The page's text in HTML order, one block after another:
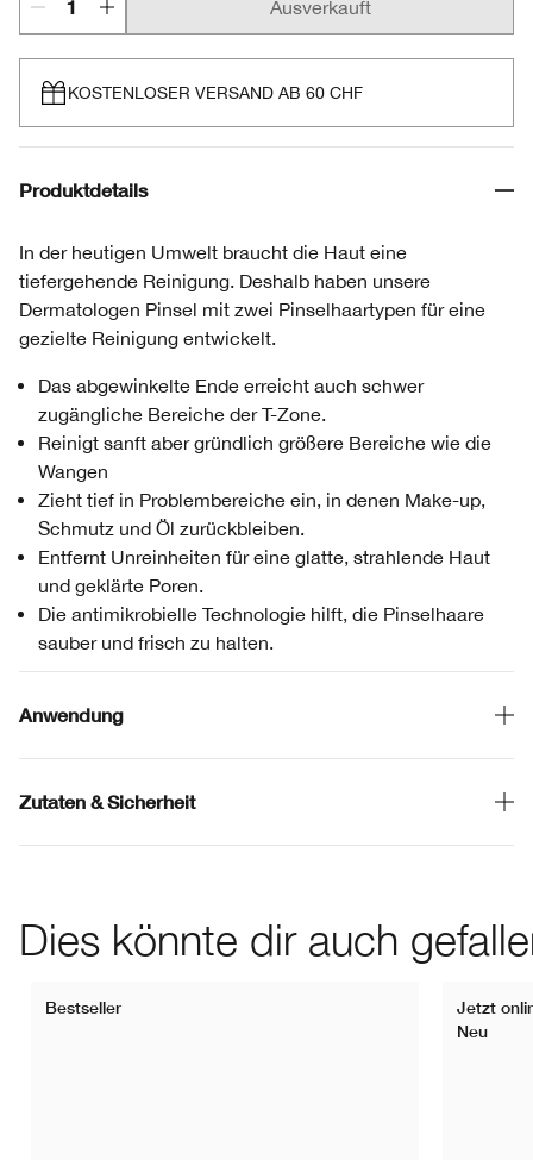
Ausverkauft
KOSTENLOSER VERSAND AB 60 CHF
Produktdetails
In der heutigen Umwelt braucht die Haut eine
tiefergehende Reinigung. Deshalb haben unsere
Dermatologen Pinsel mit zwei Pinselhaartypen für eine
gezielte Reinigung entwickelt.
Das abgewinkelte Ende erreicht auch schwer
zugängliche Bereiche der T-Zone.
Reinigt sanft aber gründlich größere Bereiche wie die
Wangen
Zieht tief in Problembereiche ein, in denen Make-up,
Schmutz und Öl zurückbleiben.
Entfernt Unreinheiten für eine glatte, strahlende Haut
und geklärte Poren.
Die antimikrobielle Technologie hilft, die Pinselhaare
sauber und frisch zu halten.
Anwendung
Zutaten & Sicherheit
Dies könnte dir auch
Bestseller
Jetzt
Neu